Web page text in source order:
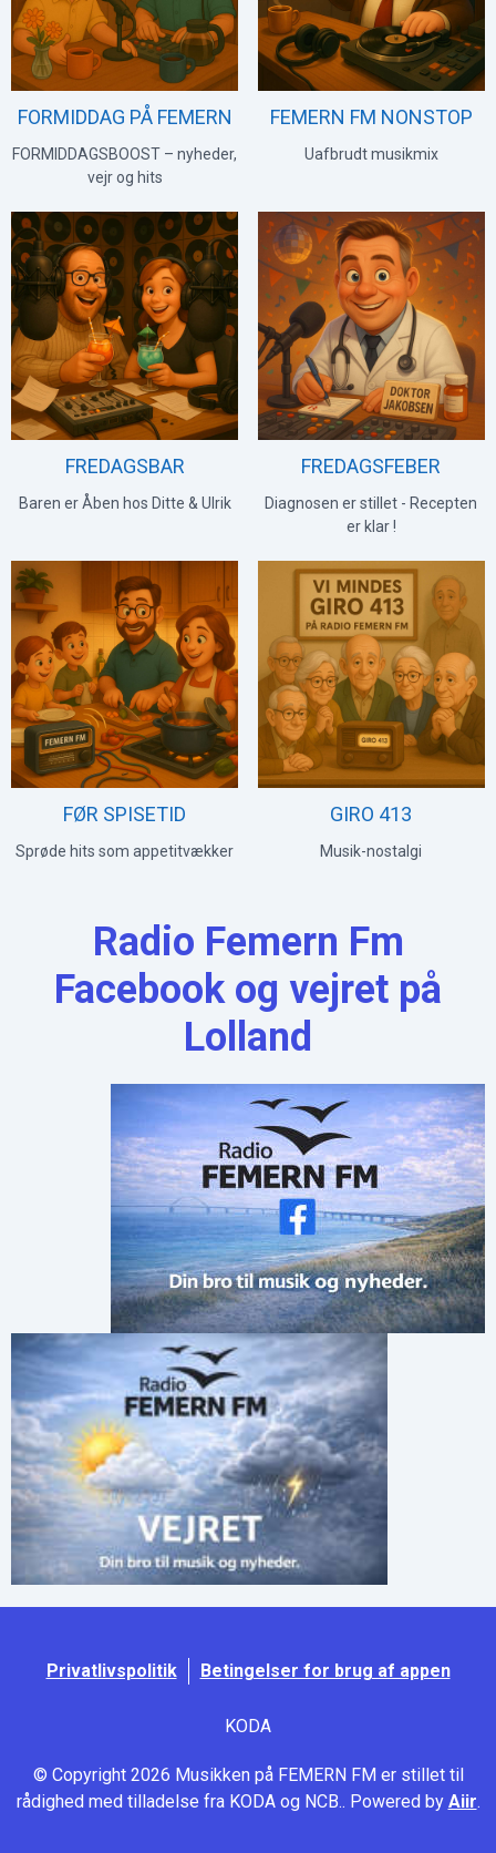
FORMIDDAG PÅ FEMERN
FORMIDDAGSBOOST – nyheder,
vejr og hits
FEMERN FM NONSTOP
Uafbrudt musikmix
FREDAGSBAR
Baren er Åben hos Ditte & Ulrik
FREDAGSFEBER
Diagnosen er stillet - Recepten
er klar !
FØR SPISETID
Sprøde hits som appetitvækker
GIRO 413
Musik-nostalgi
Radio Femern Fm
Facebook og vejret på
Lolland
Privatlivspolitik Betingelser for brug af appen
KODA
© Copyright 2026 Musikken på FEMERN FM er stillet til
rådighed med tilladelse fra KODA og NCB.. Powered by Aiir.